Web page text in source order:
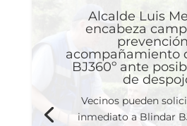
Alcalde Luis
encabeza
acompañamiento
BJ360º ante
de
Vecinos pueden
inmediato a Blindar